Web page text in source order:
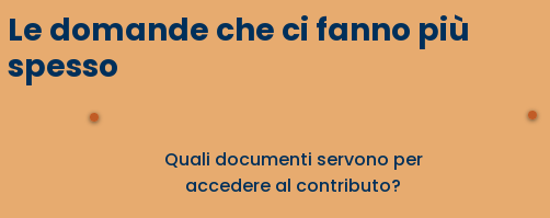
Le domande che ci fanno più
spesso
Quali documenti servono per
accedere al contributo?